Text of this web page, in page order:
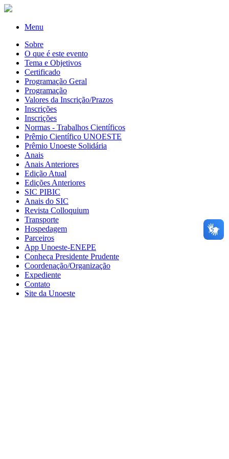
Menu
Sobre
O que é este evento
Tema e Objetivos
Certificado
Programação Geral
Programação
Valores da Inscrição/Prazos
Inscrições
Inscrições
Normas - Trabalhos Científicos
Prêmio Científico UNOESTE
Prêmio Unoeste Solidária
Anais
Anais Anteriores
Edição Atual
Edições Anteriores
SIC PIBIC
Anais do SIC
Revista Colloquium
Transporte
Hospedagem
Parceiros
App Unoeste-ENEPE
Conheça Presidente Prudente
Coordenação/Organização
Expediente
Contato
Site da Unoeste